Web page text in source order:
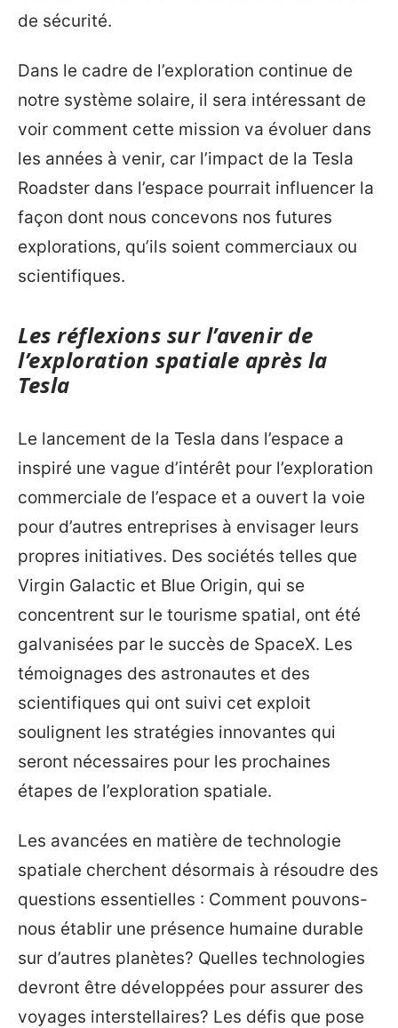
de sécurité.
Dans le cadre de l’exploration continue de
notre système solaire, il sera intéressant de
voir comment cette mission va évoluer dans
les années à venir, car l’impact de la Tesla
Roadster dans l’espace pourrait influencer la
façon dont nous concevons nos futures
explorations, qu’ils soient commerciaux ou
scientifiques.
Les réflexions sur l’avenir de
l’exploration spatiale après la
Tesla
Le lancement de la Tesla dans l’espace a
inspiré une vague d’intérêt pour l’exploration
commerciale de l’espace et a ouvert la voie
pour d’autres entreprises à envisager leurs
propres initiatives. Des sociétés telles que
Virgin Galactic et Blue Origin, qui se
concentrent sur le tourisme spatial, ont été
galvanisées par le succès de SpaceX. Les
témoignages des astronautes et des
scientifiques qui ont suivi cet exploit
soulignent les stratégies innovantes qui
seront nécessaires pour les prochaines
étapes de l’exploration spatiale.
Les avancées en matière de technologie
spatiale cherchent désormais à résoudre des
questions essentielles : Comment pouvons-
nous établir une présence humaine durable
sur d’autres planètes? Quelles technologies
devront être développées pour assurer des
voyages interstellaires? Les défis que pose